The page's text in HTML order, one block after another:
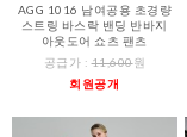
AGG 1016 남여공용 초경량
스트링 바스락 밴딩 반바지
아웃도어 쇼츠 팬츠
공급가 :11,600원
회원공개